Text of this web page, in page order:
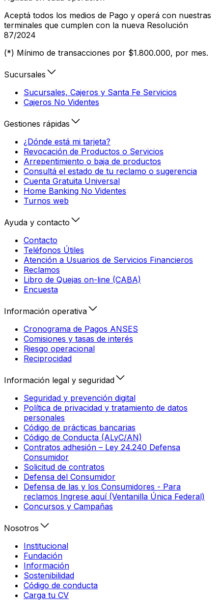
Aceptá todos los medios de Pago y operá con nuestras
terminales que cumplen con la nueva Resolución
87/2024
(*) Mínimo de transacciones por $1.800.000, por mes.
Sucursales
Sucursales, Cajeros y Santa Fe Servicios
Cajeros No Videntes
Gestiones rápidas
¿Dónde está mi tarjeta?
Revocación de Productos o Servicios
Arrepentimiento o baja de productos
Consultá el estado de tu reclamo o sugerencia
Cuenta Gratuita Universal
Home Banking No Videntes
Turnos web
Ayuda y contacto
Contacto
Teléfonos Útiles
Atención a Usuarios de Servicios Financieros
Reclamos
Libro de Quejas on-line (CABA)
Encuesta
Información operativa
Cronograma de Pagos ANSES
Comisiones y tasas de interés
Riesgo operacional
Reciprocidad
Información legal y seguridad
Seguridad y prevención digital
Política de privacidad y tratamiento de datos
personales
Código de prácticas bancarias
Código de Conducta (ALyC/AN)
Contratos adhesión – Ley 24.240 Defensa
Consumidor
Solicitud de contratos
Defensa del Consumidor
Defensa de las y los Consumidores - Para
reclamos Ingrese aquí (Ventanilla Única Federal)
Concursos y Campañas
Nosotros
Institucional
Fundación
Información
Sostenibilidad
Código de conducta
Carga tu CV